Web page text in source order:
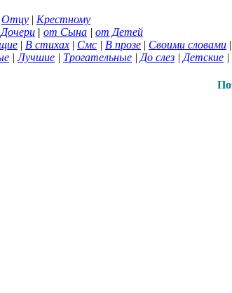
Отцу | Крестному
| от Сына | от Детей
| В стихах | Смс | В прозе | Своими словами |
|Лучшие | Трогательные | До слез | Детские |